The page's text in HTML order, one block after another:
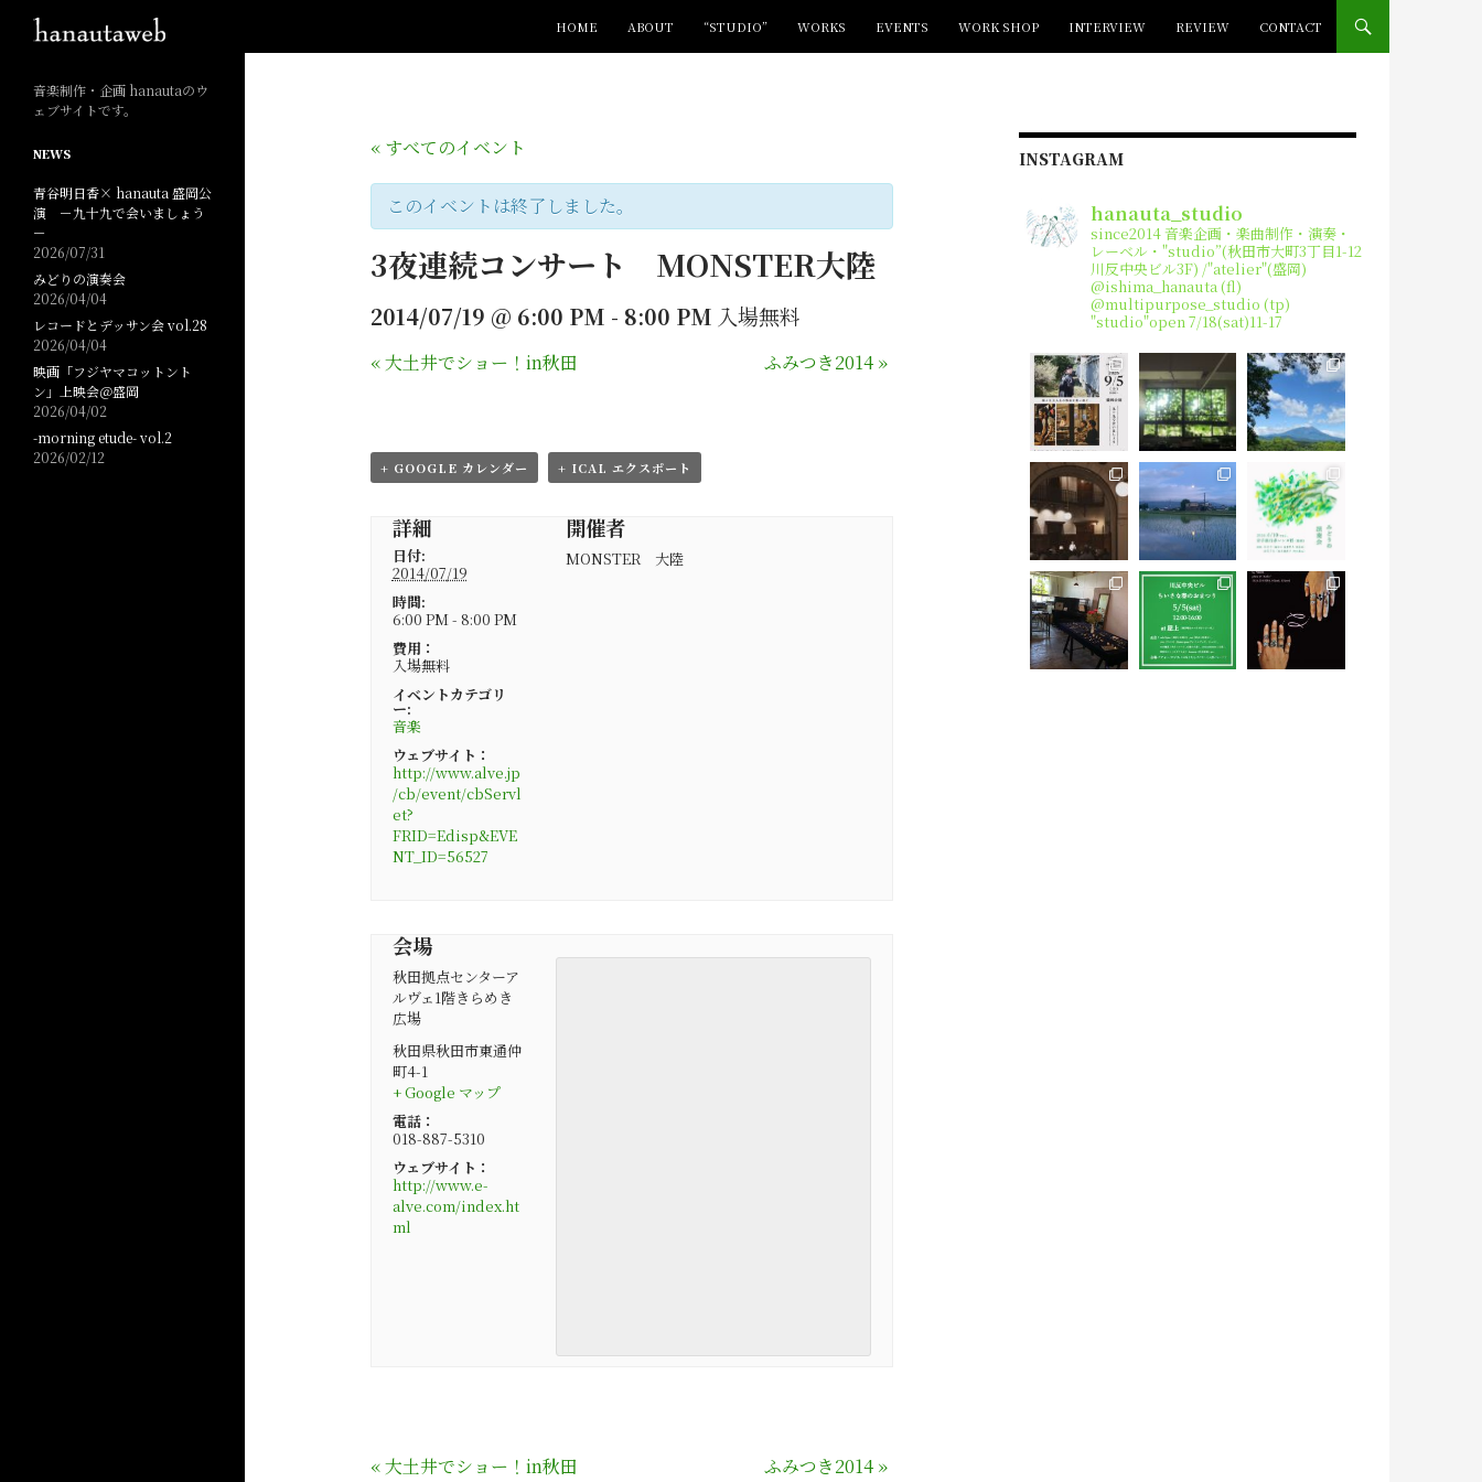
HOME
ABOUT “STUDIO” WORKS EVENTS WORK SHOP INTERVIEW REVIEW CONTACT
« すべてのイベント
このイベントは終了しました。
3夜連続コンサート MONSTER大陸
2014/07/19 @ 6:00 PM - 8:00 PM 入場無料
«大土井でショー！in秋田 ふみつき2014 »
+ GOOGLE カレンダー + ICAL エクスポート
詳細
日付:
2014/07/19
時間:
6:00 PM - 8:00 PM
費用：
入場無料
イベントカテゴリ
ー:
音楽
ウェブサイト：
http://www.alve.jp
/cb/event/cbServl
et?
FRID=Edisp&EVE
NT_ID=56527
開催者
MONSTER 大陸
会場
秋田拠点センターア
ルヴェ1階きらめき
広場
秋田県秋田市東通仲
町4-1
+ Google マップ
電話：
018-887-5310
ウェブサイト：
http://www.e-
alve.com/index.ht
ml
«大土井でショー！in秋田 ふみつき2014 »
INSTAGRAM
hanauta_studio
since2014音楽企画・楽曲制作・演奏・
レーベル・"studio”(秋田市大町3丁目1-12
川反中央ビル3F) /"atelier"(盛岡)
@ishima_hanauta (fl)
@multipurpose_studio (tp)
"studio"open 7/18(sat)11-17
音楽制作・企画 hanautaのウ
ェブサイトです。
NEWS
青谷明日香× hanauta 盛岡公
演 －九十九で会いましょう
－
2026/07/31
みどりの演奏会
2026/04/04
レコードとデッサン会 vol.28
2026/04/04
映画「フジヤマコットント
ン」上映会＠盛岡
2026/04/02
-morning etude- vol.2
2026/02/12